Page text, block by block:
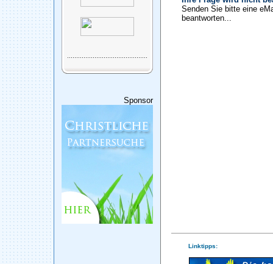
Sponsor
Senden Sie bitte eine
beantworten...
Linktipps: